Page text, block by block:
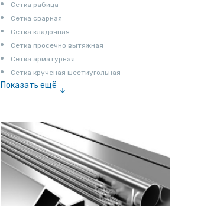
Сетка рабица
Сетка сварная
Сетка кладочная
Сетка просечно вытяжная
Сетка арматурная
Сетка крученая шестиугольная
Показать ещё